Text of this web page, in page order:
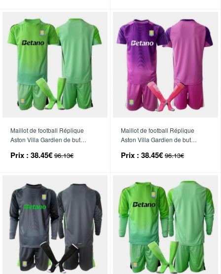
Maillot de football Réplique
Aston Villa Gardien de but
Manche Courte (+ Pantalon
Prix : 38.45€ 96.13€
Maillot de football Réplique
Aston Villa Gardien de but
Manche Courte (+ Pantalon
Prix : 38.45€ 96.13€